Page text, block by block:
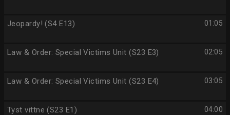
01:05
Jeopardy! (S4 E13)
02:05
Law & Order: Special Victims Unit (S23 E3)
03:05
Law & Order: Special Victims Unit (S23 E4)
04:00
Tyst vittne (S23 E1)